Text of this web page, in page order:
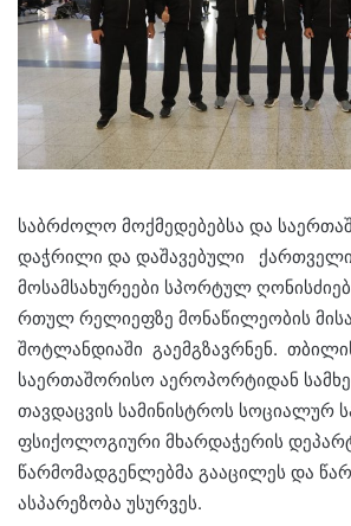
საბრძოლო მოქმედებებსა და
დაჭრილი და დაშავებული
მოსამსახურეები სპორტულ
რთულ რელიეფზე მონაწილეობის
შოტლანდიაში გაემგზავრნენ.
საერთაშორისო აეროპორტიდან
თავდაცვის სამინისტროს სოციალურ
ფსიქოლოგიური მხარდაჭერის
წარმომადგენლებმა გააცილეს და
ასპარეზობა უსურვეს.